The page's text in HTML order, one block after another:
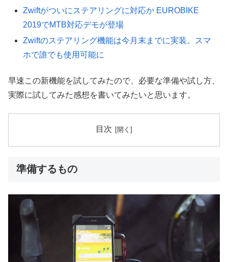
Zwiftがついにステアリングに対応か EUROBIKE
2019でMTB対応デモが登場
Zwiftのステアリング機能は今月末までに実装。スマ
ホで誰でも使用可能に
早速この新機能を試してみたので、必要な準備や試し方、
実際に試してみた感想を書いてみたいと思います。
目次
準備するもの